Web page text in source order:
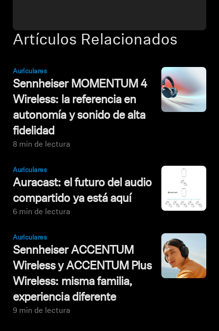
Artículos Relacionados
Auriculares
Sennheiser MOMENTUM 4
Wireless: la referencia en
autonomía y sonido de alta
fidelidad
8 min de lectura
Auriculares
Auracast: el futuro del audio
compartido ya está aquí
6 min de lectura
Auriculares
Sennheiser ACCENTUM
Wireless y ACCENTUM Plus
Wireless: misma familia,
experiencia diferente
9 min de lectura